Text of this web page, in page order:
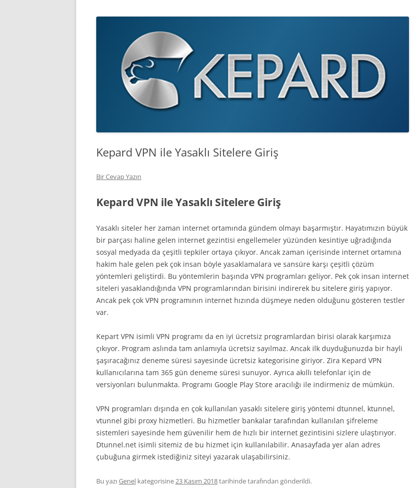
Kepard VPN ile Yasaklı Sitelere Giriş
Bir Cevap Yazın
Kepard VPN ile Yasaklı Sitelere Giriş
Yasaklı siteler her zaman internet ortamında gündem olmayı başarmıştır. Hayatımızın büyük
bir parçası haline gelen internet gezintisi engellemeler yüzünden kesintiye uğradığında
sosyal medyada da çeşitli tepkiler ortaya çıkıyor. Ancak zaman içerisinde internet ortamına
hakim hale gelen pek çok insan böyle yasaklamalara ve sansüre karşı çeşitli çözüm
yöntemleri geliştirdi. Bu yöntemlerin başında VPN programları geliyor. Pek çok insan internet
siteleri yasaklandığında VPN programlarından birisini indirerek bu sitelere giriş yapıyor.
Ancak pek çok VPN programının internet hızında düşmeye neden olduğunu gösteren testler
var.
Kepart VPN isimli VPN programı da en iyi ücretsiz programlardan birisi olarak karşımıza
çıkıyor. Program aslında tam anlamıyla ücretsiz sayılmaz. Ancak ilk duyduğunuzda bir hayli
şaşıracağınız deneme süresi sayesinde ücretsiz kategorisine giriyor. Zira Kepard VPN
kullanıcılarına tam 365 gün deneme süresi sunuyor. Ayrıca akıllı telefonlar için de
versiyonları bulunmakta. Programı Google Play Store aracılığı ile indirmeniz de mümkün.
VPN programları dışında en çok kullanılan yasaklı sitelere giriş yöntemi dtunnel, ktunnel,
vtunnel gibi proxy hizmetleri. Bu hizmetler bankalar tarafından kullanılan şifreleme
sistemleri sayesinde hem güvenilir hem de hızlı bir internet gezintisini sizlere ulaştırıyor.
Dtunnel.net isimli sitemiz de bu hizmet için kullanılabilir. Anasayfada yer alan adres
çubuğuna girmek istediğiniz siteyi yazarak ulaşabilirsiniz.
Bu yazıGenel kategorisine23 Kasım 2018tarihindetarafından gönderildi.